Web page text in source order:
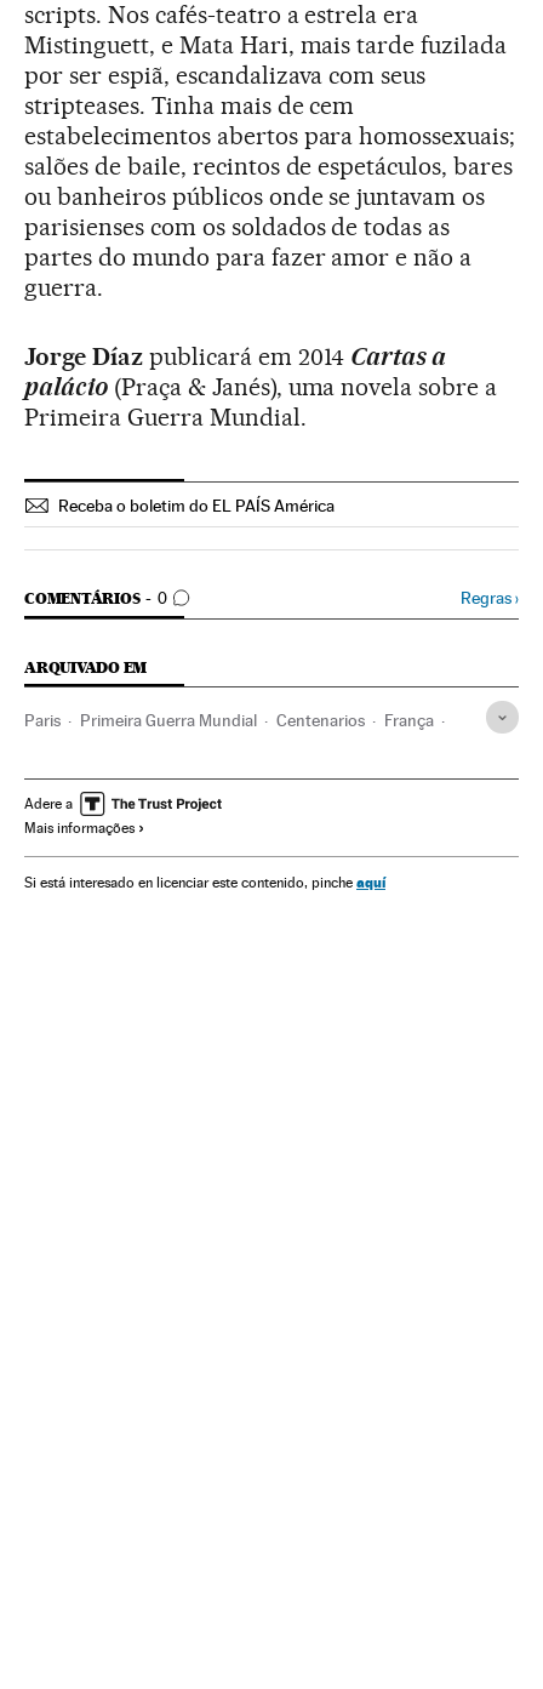
scripts. Nos cafés-teatro a estrela era
Mistinguett, e Mata Hari, mais tarde fuzilada
por ser espiã, escandalizava com seus
stripteases. Tinha mais de cem
estabelecimentos abertos para homossexuais;
salões de baile, recintos de espetáculos, bares
ou banheiros públicos onde se juntavam os
parisienses com os soldados de todas as
partes do mundo para fazer amor e não a
guerra.
Jorge Díazpublicará em 2014 Cartas a
palácio(Praça & Janés), uma novela sobre a
Primeira Guerra Mundial.
Receba o boletim do EL PAÍS América
COMENTÁRIOS 0
COMENTÁRIOS Regras›
ARQUIVADO EM
Paris Primeira Guerra Mundial Centenarios França
História contemporânea Europa
Adere a
Mais informações
Si está interesado en licenciar este contenido, pinche aquí